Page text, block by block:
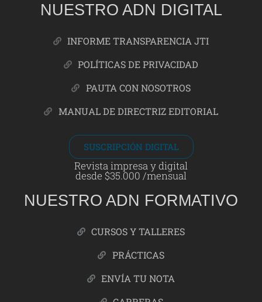
NUESTRO ADN DIGITAL
INFORME TRANSPARENCIA JTI
POLÍTICAS DE PRIVACIDAD
PAUTA CON NOSOTROS
MANUAL DE DIRECTRIZ EDITORIAL
SUSCRIPCIÓN DIGITAL
Revista impresa y digital
desde $35.000 /mensual
NUESTRO ADN FORMATIVO
CURSOS Y TALLERES
PRÁCTICAS
ENVÍA TU NOTA